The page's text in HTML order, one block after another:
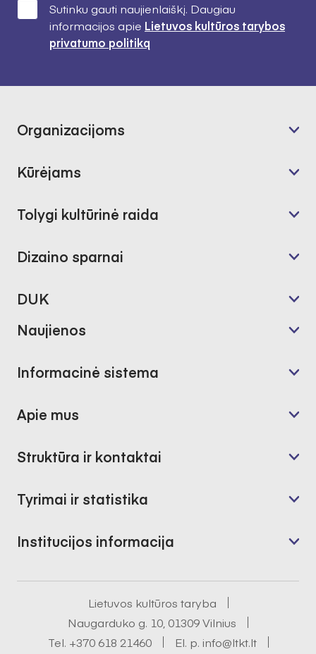
Sutinku gauti naujienlaiškį. Daugiau
informacijos apie Lietuvos kultūros tarybos
privatumo politiką
Organizacijoms
Kūrėjams
Tolygi kultūrinė raida
Dizaino sparnai
DUK
Naujienos
Informacinė sistema
Apie mus
Struktūra ir kontaktai
Tyrimai ir statistika
Institucijos informacija
Lietuvos kultūros taryba
Naugarduko g. 10, 01309 Vilnius
Tel. +370 618 21460 El. p. info@ltkt.lt